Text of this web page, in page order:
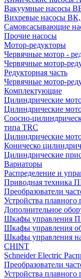
Вакуумные насосы
Вихревые насосы
Самовсасывающие
Прочие насосы
Мотор-редукторы
Червячные мотор -
Червячные мотор-
Редукторная часть
Червячные мотор-
Комплектующие
Цилиндрические
Цилиндрические
Соосно-
типа TRC
Цилиндрические
Коническо
Цилиндрические
Вариаторы
Распределение и
Приводная техника
Преобразователи
Устройства плавного
Дополнительное
Шкафы управления
Шкафы управления
Шкафы управления
CHINT
Schneider Electric
Преобразователи
Устройства плавного